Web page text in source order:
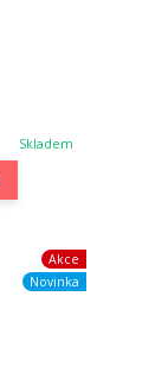
Skladem
Akce
Novinka